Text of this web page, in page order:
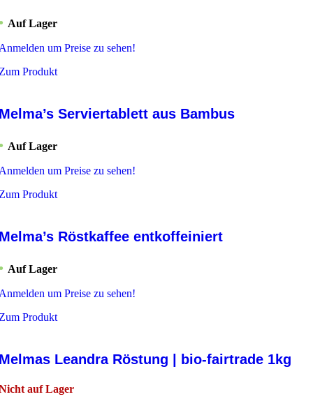
Auf Lager
um Preise zu sehen!
Produkt
Serviertablett aus Bambus
Auf Lager
um Preise zu sehen!
Produkt
Röstkaffee entkoffeiniert
Auf Lager
um Preise zu sehen!
Produkt
Leandra Röstung | bio-fairtrade 1kg
auf Lager